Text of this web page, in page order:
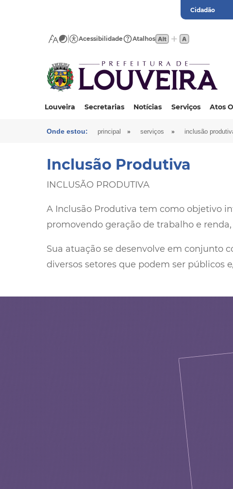
Cidadão
Acessibilidade Atalhos
Louveira Secretarias Notícias Serviços Atos
Onde estou: principal » serviços » inclusão
Inclusão Produtiva
INCLUSÃO PRODUTIVA
A Inclusão Produtiva tem como objetivo
promovendo geração de trabalho e
Sua atuação se desenvolve em conjunto
diversos setores que podem ser públicos